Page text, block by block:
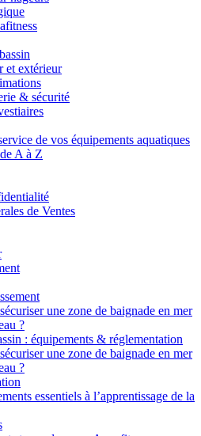
et extérieur
& sécurité
de vos équipements aquatiques
A à Z
de Ventes
une zone de baignade en mer
?
: équipements & réglementation
une zone de baignade en mer
?
essentiels à l’apprentissage de la